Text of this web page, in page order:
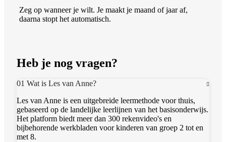
Zeg op wanneer je wilt. Je maakt je maand of jaar af,
daarna stopt het automatisch.
Heb je nog vragen?
01 Wat is Les van Anne?
Les van Anne is een uitgebreide leermethode voor thuis,
gebaseerd op de landelijke leerlijnen van het basisonderwijs.
Het platform biedt meer dan 300 rekenvideo's en
bijbehorende werkbladen voor kinderen van groep 2 tot en
met 8.